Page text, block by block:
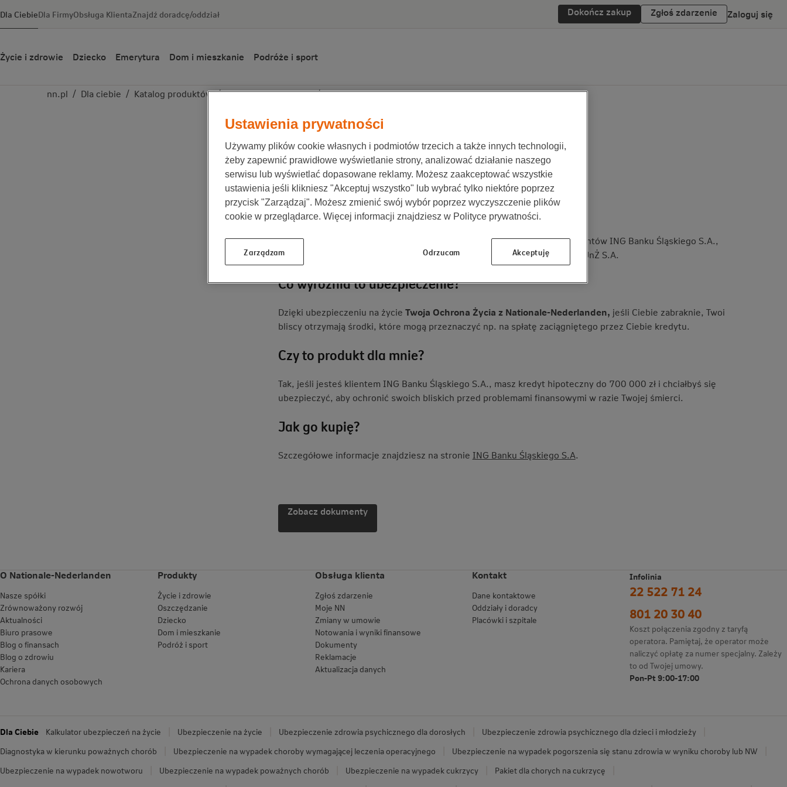
Dla CiebieDla FirmyObsługa KlientaZnajdź doradcę/oddział Dokończ zakup Zgłoś zdarzenie Zaloguj się
Życie i zdrowie Dziecko Emerytura Dom i mieszkanie Podróże i sport
nn.pl / Dla ciebie / Katalog produktów / Dostępne w bankach / Twoja ochrona zycia
Co to za produkt?
Twoja Ochrona Życia z Nationale-Nederlanden
to ubezpieczenie dla klientów ING Banku Śląskiego S.A.,
którzy mają kredyt hipoteczny. Dostępne jest w Nationale-Nederlanden TUnŻ S.A.
Co wyróżnia to ubezpieczenie?
Dzięki ubezpieczeniu na życie Twoja Ochrona Życia z Nationale-Nederlanden, jeśli Ciebie zabraknie, Twoi
bliscy otrzymają środki, które mogą przeznaczyć np. na spłatę zaciągniętego przez Ciebie kredytu.
Czy to produkt dla mnie?
Tak, jeśli jesteś klientem ING Banku Śląskiego S.A., masz kredyt hipoteczny do 700 000 zł i chciałbyś się
ubezpieczyć, aby ochronić swoich bliskich przed problemami finansowymi w razie Twojej śmierci.
Jak go kupię?
Szczegółowe informacje znajdziesz na stronie ING Banku Śląskiego S.A.
Zobacz dokumenty
O Nationale-Nederlanden
Nasze spółki
Zrównoważony rozwój
Aktualności
Biuro prasowe
Blog o finansach
Blog o zdrowiu
Kariera
Ochrona danych osobowych
Produkty
Życie i zdrowie
Oszczędzanie
Dziecko
Dom i mieszkanie
Podróż i sport
Obsługa klienta
Zgłoś zdarzenie
Moje NN
Zmiany w umowie
Notowania i wyniki finansowe
Dokumenty
Reklamacje
Aktualizacja danych
Kontakt
Dane kontaktowe
Oddziały i doradcy
Placówki i szpitale
Infolinia
22 522 71 24
801 20 30 40
Koszt połączenia zgodny z taryfą
operatora. Pamiętaj, że operator może
naliczyć opłatę za numer specjalny. Zależy
to od Twojej umowy.
Pon-Pt 9:00-17:00
Dla Ciebie Kalkulator ubezpieczeń na życie Ubezpieczenie na życie Ubezpieczenie zdrowia psychicznego dla dorosłych
Ubezpieczenie zdrowia psychicznego dla dzieci i młodzieży
Diagnostyka w kierunku poważnych chorób
Ubezpieczenie na wypadek choroby wymagającej leczenia operacyjnego
Ubezpieczenie na wypadek pogorszenia się stanu zdrowia w wyniku choroby lub NW
Ubezpieczenie na wypadek nowotworu
Ubezpieczenie na wypadek poważnych chorób Ubezpieczenie na wypadek cukrzycy
Pakiet dla chorych na cukrzycę
Ustawienia prywatności
Używamy plików cookie własnych i podmiotów trzecich a także innych technologii,
żeby zapewnić prawidłowe wyświetlanie strony, analizować działanie naszego
serwisu lub wyświetlać dopasowane reklamy. Możesz zaakceptować wszystkie
ustawienia jeśli klikniesz "Akceptuj wszystko" lub wybrać tylko niektóre poprzez
przycisk "Zarządzaj". Możesz zmienić swój wybór poprzez wyczyszczenie plików
cookie w przeglądarce. Więcej informacji znajdziesz w Polityce prywatności.
Zarządzam Odrzucam Akceptuję